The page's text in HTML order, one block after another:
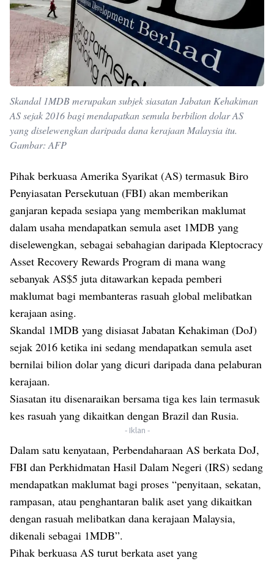
Skandal 1MDB merupakan subjek siasatan Jabatan Kehakiman
AS sejak 2016 bagi mendapatkan semula berbilion dolar AS
yang diselewengkan daripada dana kerajaan Malaysia itu.
Gambar: AFP
Pihak berkuasa Amerika Syarikat (AS) termasuk Biro
Penyiasatan Persekutuan (FBI) akan memberikan
ganjaran kepada sesiapa yang memberikan maklumat
dalam usaha mendapatkan semula aset 1MDB yang
diselewengkan, sebagai sebahagian daripada Kleptocracy
Asset Recovery Rewards Program di mana wang
sebanyak AS$5 juta ditawarkan kepada pemberi
maklumat bagi membanteras rasuah global melibatkan
kerajaan asing.
Skandal 1MDB yang disiasat Jabatan Kehakiman (DoJ)
sejak 2016 ketika ini sedang mendapatkan semula aset
bernilai bilion dolar yang dicuri daripada dana pelaburan
kerajaan.
Siasatan itu disenaraikan bersama tiga kes lain termasuk
kes rasuah yang dikaitkan dengan Brazil dan Rusia.
- Iklan -
Dalam satu kenyataan, Perbendaharaan AS berkata DoJ,
FBI dan Perkhidmatan Hasil Dalam Negeri (IRS) sedang
mendapatkan maklumat bagi proses “penyitaan, sekatan,
rampasan, atau penghantaran balik aset yang dikaitkan
dengan rasuah melibatkan dana kerajaan Malaysia,
dikenali sebagai 1MDB”.
Pihak berkuasa AS turut berkata aset yang